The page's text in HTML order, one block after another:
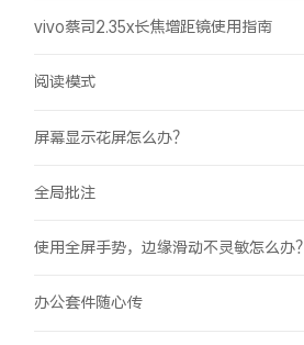
vivo蔡司2.35x长焦增距镜使用指南
阅读模式
屏幕显示花屏怎么办？
全局批注
使用全屏手势，边缘滑动不灵敏怎么办？
办公套件随心传